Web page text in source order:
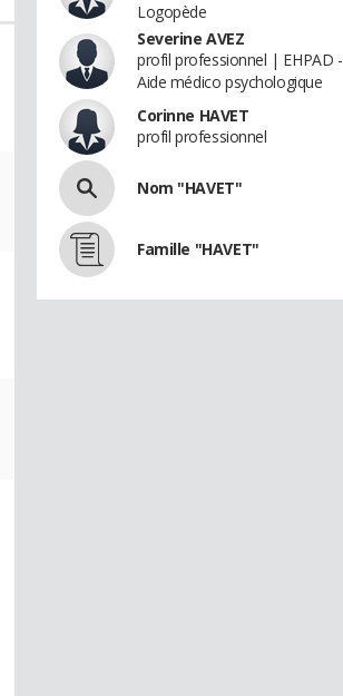
Logopède
Severine AVEZ
profil professionnel | EHPAD -
Aide médico psychologique
Corinne HAVET
profil professionnel
Nom "HAVET"
Famille "HAVET"